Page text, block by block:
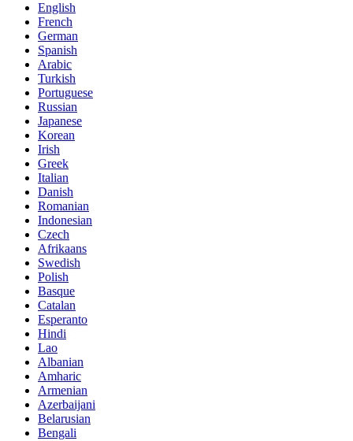
English
French
German
Spanish
Arabic
Turkish
Portuguese
Russian
Japanese
Korean
Irish
Greek
Italian
Danish
Romanian
Indonesian
Czech
Afrikaans
Swedish
Polish
Basque
Catalan
Esperanto
Hindi
Lao
Albanian
Amharic
Armenian
Azerbaijani
Belarusian
Bengali